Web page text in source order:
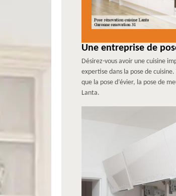
Une entreprise de
Désirez-vous avoir une cuisine
expertise dans la pose de
que la pose d’évier, la pose de
Lanta.